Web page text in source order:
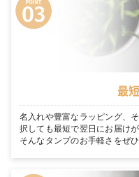
最
名入れや豊富なラッピング、
択しても最短で翌日にお届け
そんなタンプのお手軽さをぜ